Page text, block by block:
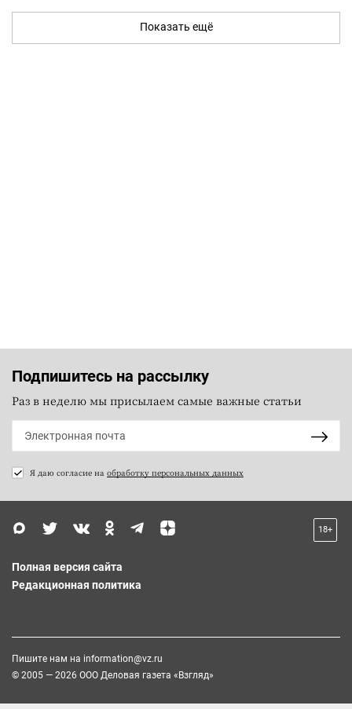
Показать ещё
Подпишитесь на рассылку
Раз в неделю мы присылаем самые важные статьи
Я даю согласие на обработку персональных данных
18+
Полная версия сайта
Редакционная политика
Пишите нам на information@vz.ru
© 2005 — 2026 ООО Деловая газета «Взгляд»